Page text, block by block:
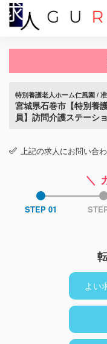
特別養護老人ホーム仁風園 /
宮城県石巻市【特別養
員】訪問介護ステーシ
上記の求人にお問い合わ
＼
STEP 01
よい